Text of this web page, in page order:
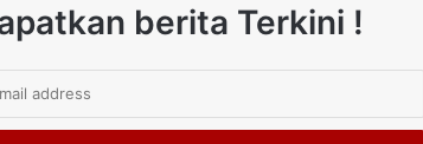
berita Terkini !